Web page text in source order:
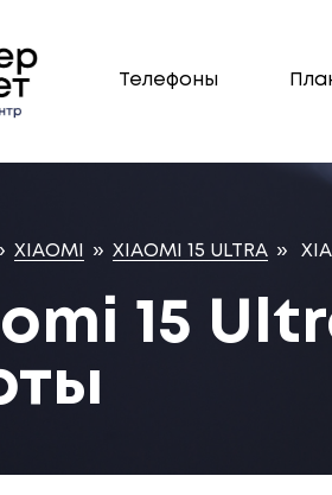
Телефоны
XIAOMI » XIAOMI 15 ULTRA »
15